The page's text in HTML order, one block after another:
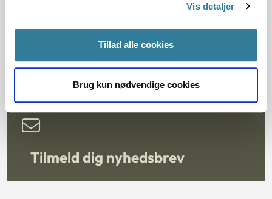
Vis detaljer
Tillad alle cookies
Brug kun nødvendige cookies
praksisnotater om bl.a. servicelovens regler. Fx har vi i
Læs notaterne fra temamøderne
Tilmeld dig nyhedsbrev